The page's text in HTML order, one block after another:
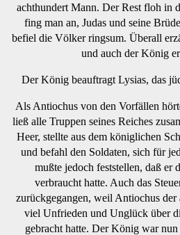
achthundert Mann. Der Rest floh in
fing man an, Judas und seine
befiel die Völker ringsum. Überall
und auch der König
Der König beauftragt Lysias, das
Als Antiochus von den Vorfällen
ließ alle Truppen seines Reiches
Heer, stellte aus dem königlichen
und befahl den Soldaten, sich für
mußte jedoch feststellen, daß er
verbraucht hatte. Auch das
zurückgegangen, weil Antiochus
viel Unfrieden und Unglück über
gebracht hatte. Der König war